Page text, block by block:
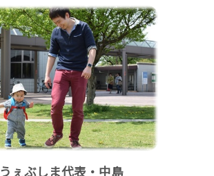
うぇぶしま代表・中島